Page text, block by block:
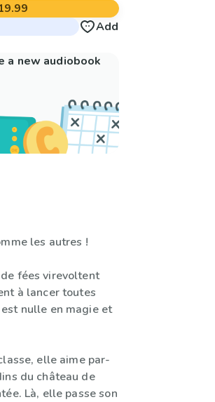
Add
a new audiobook
les autres !
fées virevoltent
à lancer toutes
nulle en magie et
elle aime par-
du château de
Là, elle passe son